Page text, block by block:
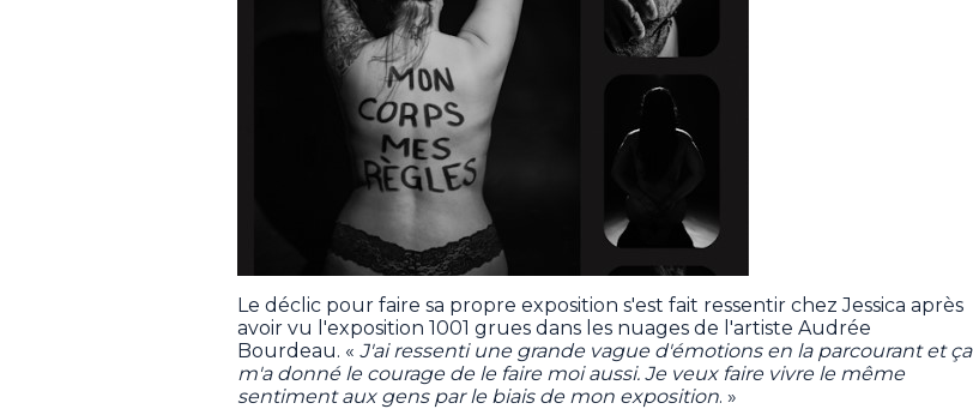
Le déclic pour faire sa propre exposition s'est fait ressentir chez Jessica après
avoir vu l'exposition 1001 grues dans les nuages de l'artiste Audrée
Bourdeau. « J'ai ressenti une grande vague d'émotions en la parcourant et ça
m'a donné le courage de le faire moi aussi. Je veux faire vivre le même
sentiment aux gens par le biais de mon exposition. »